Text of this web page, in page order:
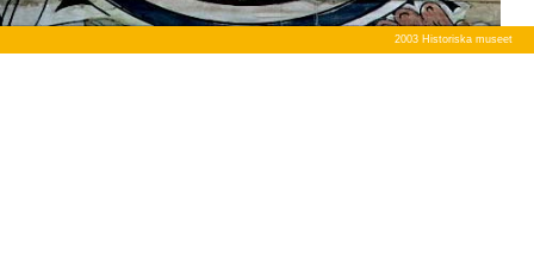
2003 Historiska museet